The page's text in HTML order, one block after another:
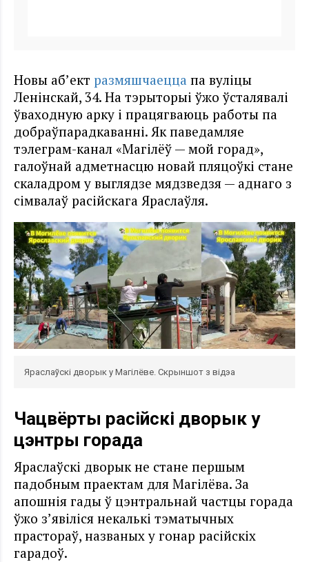
Новы аб’ект размяшчаецца па вуліцы
Ленінскай, 34. На тэрыторыі ўжо ўсталявалі
ўваходную арку і працягваюць работы па
добраўпарадкаванні. Як паведамляе
тэлеграм-канал «Магілёў — мой горад»,
галоўнай адметнасцю новай пляцоўкі стане
скаладром у выглядзе мядзведзя — аднаго з
сімвалаў расійскага Яраслаўля.
Яраслаўскі дворык у Магілёве. Скрыншот з відэа
Чацвёрты расійскі дворык у
цэнтры горада
Яраслаўскі дворык не стане першым
падобным праектам для Магілёва. За
апошнія гады ў цэнтральнай частцы горада
ўжо з’явіліся некалькі тэматычных
прастораў, названых у гонар расійскіх
гарадоў.